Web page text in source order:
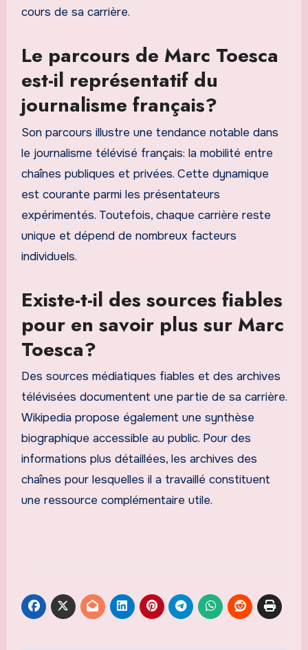
cours de sa carrière.
Le parcours de Marc Toesca
est-il représentatif du
journalisme français?
Son parcours illustre une tendance notable dans
le journalisme télévisé français: la mobilité entre
chaînes publiques et privées. Cette dynamique
est courante parmi les présentateurs
expérimentés. Toutefois, chaque carrière reste
unique et dépend de nombreux facteurs
individuels.
Existe-t-il des sources fiables
pour en savoir plus sur Marc
Toesca?
Des sources médiatiques fiables et des archives
télévisées documentent une partie de sa carrière.
Wikipedia propose également une synthèse
biographique accessible au public. Pour des
informations plus détaillées, les archives des
chaînes pour lesquelles il a travaillé constituent
une ressource complémentaire utile.